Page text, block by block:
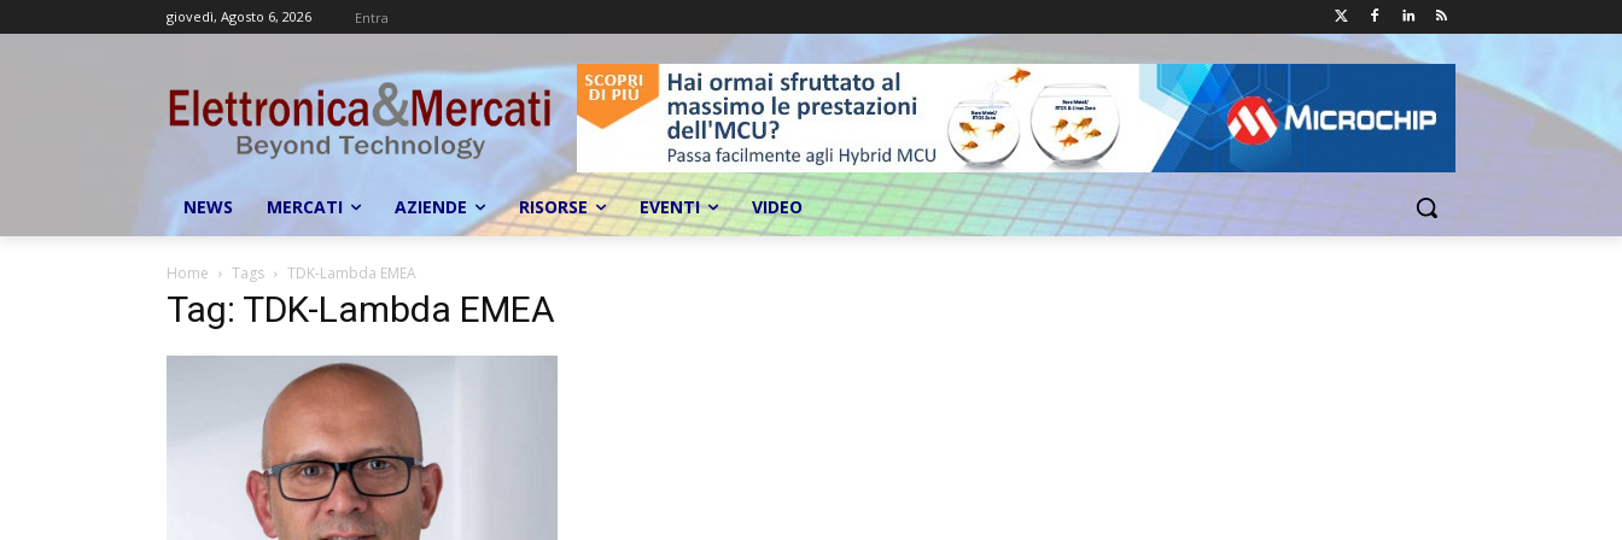
giovedì, Agosto 6, 2026 Entra
NEWS MERCATI AZIENDE RISORSE EVENTI VIDEO
Home Tags TDK-Lambda EMEA
Tag: TDK-Lambda EMEA